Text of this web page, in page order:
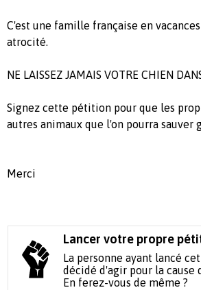
C'est une famille française en
atrocité.
NE LAISSEZ JAMAIS VOTRE CHIEN
Signez cette pétition pour que les
autres animaux que l'on pourra
Merci
Lancer votre propre
La personne ayant lancé
décidé d'agir pour la cause
En ferez-vous de même ?